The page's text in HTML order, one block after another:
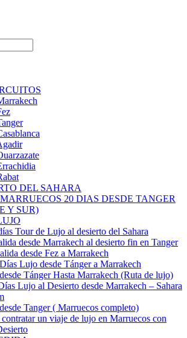
DEL SAHARA
20 DIAS DESDE TANGER
Y SUR)
Tour de Lujo al desierto del Sahara
desde Marrakech al desierto fin en Tanger
desde Fez a Marrakech
Lujo desde Tánger a Marrakech
Tánger Hasta Marrakech (Ruta de lujo)
Lujo al Desierto desde Marrakech – Sahara
Tanger ( Marruecos completo)
un viaje de lujo en Marruecos con